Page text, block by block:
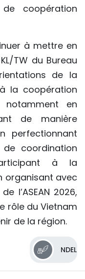
coopération
à mettre en
TW du Bureau
de la
la coopération
notamment en
de manière
perfectionnant
coordination
à la
organisant avec
l’ASEAN 2026,
rôle du Vietnam
de la région.
NDEL